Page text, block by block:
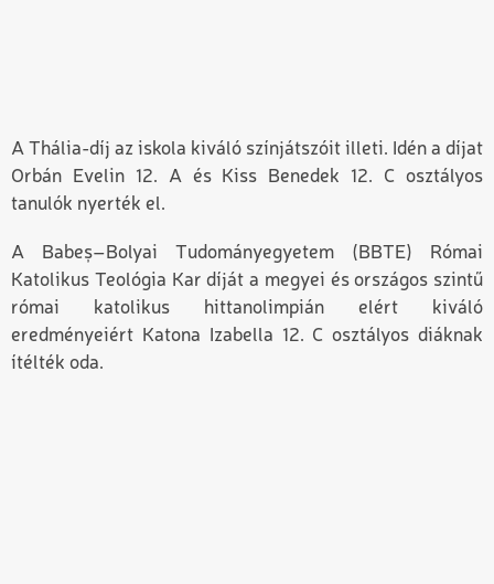
A Thália-díj az iskola kiváló színjátszóit illeti. Idén a díjat
Orbán Evelin 12. A és Kiss Benedek 12. C osztályos
tanulók nyerték el.
A Babeș–Bolyai Tudományegyetem (BBTE) Római
Katolikus Teológia Kar díját a megyei és országos szintű
római katolikus hittanolimpián elért kiváló
eredményeiért Katona Izabella 12. C osztályos diáknak
ítélték oda.